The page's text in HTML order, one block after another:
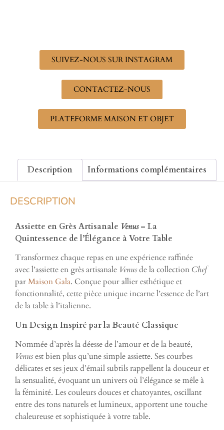
SUIVEZ-NOUS SUR INSTAGRAM
CONTACTEZ-NOUS
PLATEFORME MAISON ET OBJET
Description Informations complémentaires
DESCRIPTION
Assiette en Grès Artisanale Venus– La
Quintessence de l’Élégance à Votre Table
Transformez chaque repas en une expérience raffinée
avec l’assiette en grès artisanale Venusde la collection Chef
parMaison Gala. Conçue pour allier esthétique et
fonctionnalité, cette pièce unique incarne l’essence de l’art
de la table à l’italienne.
Un Design Inspiré par la Beauté Classique
Nommée d’après la déesse de l’amour et de la beauté,
Venusest bien plus qu’une simple assiette. Ses courbes
délicates et ses jeux d’émail subtils rappellent la douceur et
la sensualité, évoquant un univers où l’élégance se mêle à
la féminité. Les couleurs douces et chatoyantes, oscillant
entre des tons naturels et lumineux, apportent une touche
chaleureuse et sophistiquée à votre table.